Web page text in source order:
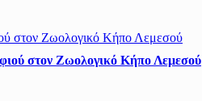
στον Ζωολογικό Κήπο Λεμεσού